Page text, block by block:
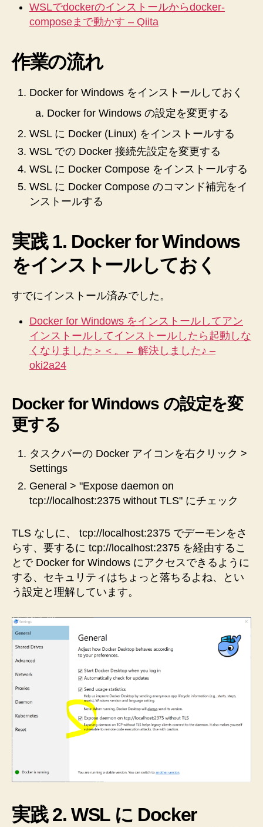
順
へ
WSLでdockerのインストールからdocker-
composeまで動かす – Qiita
作業の流れ
Docker for Windows をインストールしておく
Docker for Windows の設定を変更する
WSL に Docker (Linux) をインストールする
WSL での Docker 接続先設定を変更する
WSL に Docker Compose をインストールする
WSL に Docker Compose のコマンド補完をイ
ンストールする
実践 1. Docker for Windows
をインストールしておく
すでにインストール済みでした。
Docker for Windows をインストールしてアン
インストールしてインストールしたら起動しな
くなりました＞＜。← 解決しました♪ –
oki2a24
Docker for Windows の設定を変
更する
タスクバーの Docker アイコンを右クリック >
Settings
General > "Expose daemon on
tcp://localhost:2375 without TLS" にチェック
TLS なしに、 tcp://localhost:2375 でデーモンをさ
らす、要するに tcp://localhost:2375 を経由するこ
とで Docker for Windows にアクセスできるように
する、セキュリティはちょっと落ちるよね、とい
う設定と理解しています。
実践 2. WSL に Docker